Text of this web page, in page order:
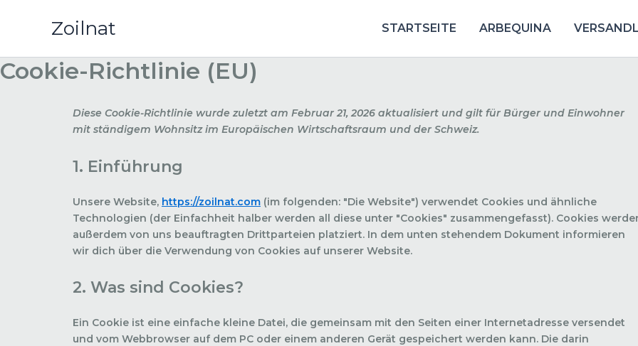
Zoilnat STARTSEITE ARBEQUINA
Cookie-Richtlinie (EU)
Diese Cookie-Richtlinie wurde zuletzt am Februar 21, 2026 aktualisiert und gilt für Bürger und Einwohner
mit ständigem Wohnsitz im Europäischen Wirtschaftsraum und der Schweiz.
1. Einführung
Unsere Website, https://zoilnat.com (im folgenden: "Die Website") verwendet Cookies und ähnliche
Technologien (der Einfachheit halber werden all diese unter "Cookies" zusammengefasst). Cookies
außerdem von uns beauftragten Drittparteien platziert. In dem unten stehendem Dokument informieren
wir dich über die Verwendung von Cookies auf unserer Website.
2. Was sind Cookies?
Ein Cookie ist eine einfache kleine Datei, die gemeinsam mit den Seiten einer Internetadresse versendet
und vom Webbrowser auf dem PC oder einem anderen Gerät gespeichert werden kann. Die darin